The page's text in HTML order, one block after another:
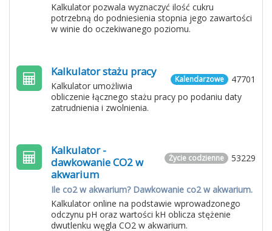
Kalkulator pozwala wyznaczyć ilość cukru
potrzebną do podniesienia stopnia jego zawartości
w winie do oczekiwanego poziomu.
47701
Kalendarzowe
Kalkulator stażu pracy
Kalkulator umożliwia
obliczenie łącznego stażu pracy po podaniu daty
zatrudnienia i zwolnienia.
53229
Życie codzienne
Kalkulator -
dawkowanie CO2 w
akwarium
Ile co2 w akwarium? Dawkowanie co2 w akwarium.
Kalkulator online na podstawie wprowadzonego
odczynu pH oraz wartości kH oblicza stężenie
dwutlenku węgla CO2 w akwarium.